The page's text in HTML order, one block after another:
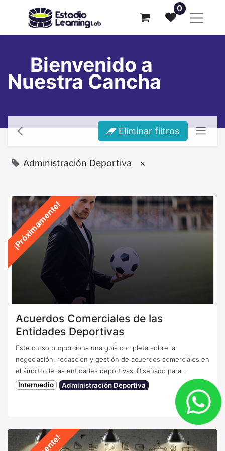
0
Bienvenido a
Nuestra Cancha
Eliminar filtros
Administración Deportiva ×
¡Próximamente!
Acuerdos Comerciales de las
Entidades Deportivas
Este curso proporciona una guía completa sobre la
negociación, redacción y gestión de acuerdos comerciales en
el ámbito de las entidades deportivas. Diseñado para
profesionales del deporte, abogados, gestores deportivos y
ejecutivos de marketing, este curso ofrece un enfoque
práctico y detallado sobre cómo maximizar el valor de las
alianzas y contratos comerciales en el mundo del deporte.
Intermedio Administración Deportiva
0pasos